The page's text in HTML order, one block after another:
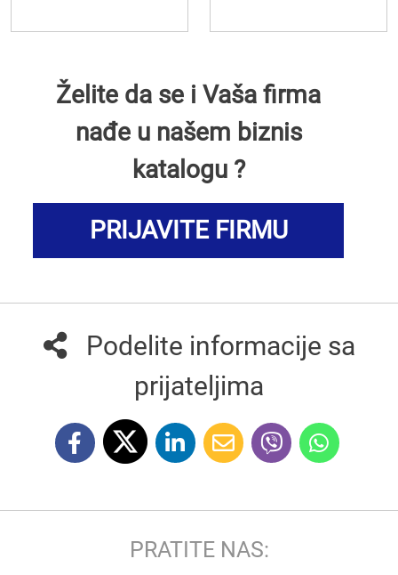
Želite da se i Vaša firma
nađe u našem biznis
katalogu ?
PRIJAVITE FIRMU
Podelite informacije sa
prijateljima
PRATITE NAS: